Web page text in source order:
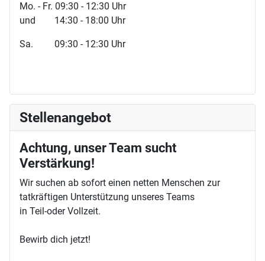
Mo. - Fr. 09:30 - 12:30 Uhr
und 14:30 - 18:00 Uhr
Sa. 09:30 - 12:30 Uhr
Stellenangebot
Achtung, unser Team sucht
Verstärkung!
Wir suchen ab sofort einen netten Menschen zur
tatkräftigen Unterstützung unseres Teams
in Teil-oder Vollzeit.
Bewirb dich jetzt!